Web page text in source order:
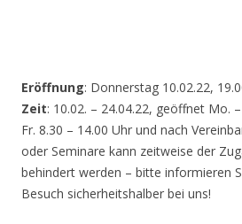
Eröffnung: Donnerstag 10.02.22,
Zeit: 10.02. – 24.04.22, geöffnet Mo.
Fr. 8.30 – 14.00 Uhr und nach
oder Seminare kann zeitweise der
behindert werden – bitte informieren
Besuch sicherheitshalber bei uns!